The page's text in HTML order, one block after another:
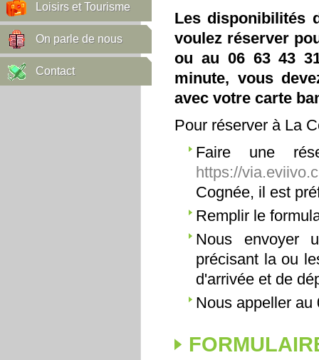
Loisirs et Tourisme
On parle de nous
Contact
Les disponibilités
voulez réserver
ou au 06 63 43
minute, vous
avec votre carte
Pour réserver à La
Faire une
https://
Cognée, il est
Remplir le
Nous envoyer
précisant la ou
d'arrivée et de
Nous appeller au